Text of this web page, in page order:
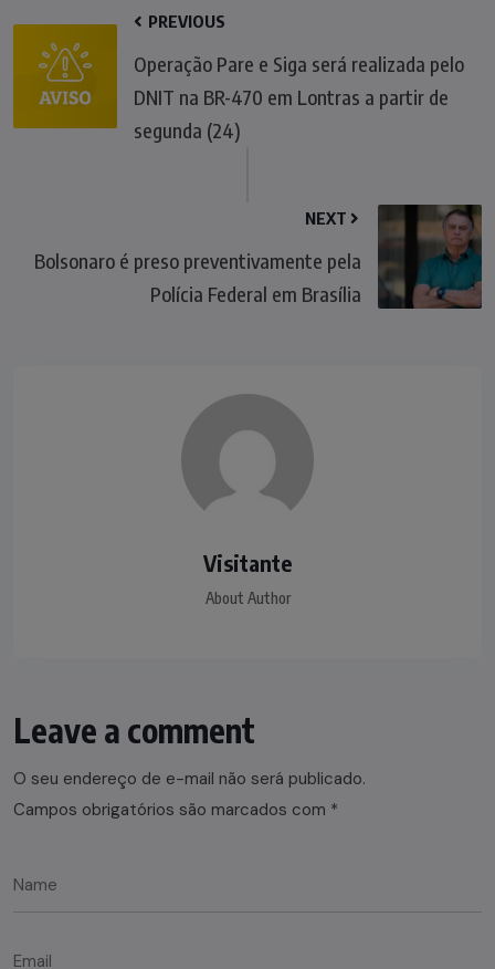
PREVIOUS
Operação Pare e Siga será realizada pelo
DNIT na BR-470 em Lontras a partir de
segunda (24)
NEXT
Bolsonaro é preso preventivamente pela
Polícia Federal em Brasília
Visitante
About Author
Leave a comment
O seu endereço de e-mail não será publicado.
Campos obrigatórios são marcados com *